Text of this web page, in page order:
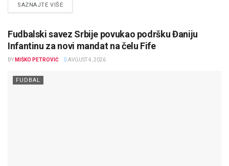
SAZNAJTE VIŠEDETAILS
Fudbalski savez Srbije povukao podršku Đaniju
Infantinu za novi mandat na čelu Fife
BY MIŠKO PETROVIĆ AVGUST 4, 2026
FUDBAL